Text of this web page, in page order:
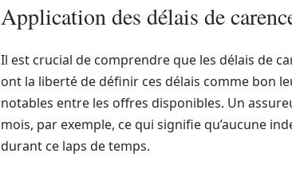
Application des délais de
Il est crucial de comprendre que les délais de
ont la liberté de définir ces délais comme bon
notables entre les offres disponibles. Un
mois, par exemple, ce qui signifie qu’aucune
durant ce laps de temps.